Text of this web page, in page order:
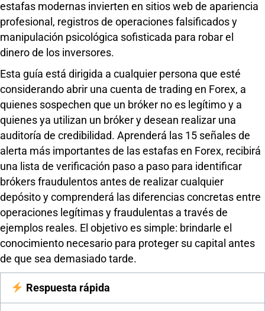
estafas modernas invierten en sitios web de apariencia
profesional, registros de operaciones falsificados y
manipulación psicológica sofisticada para robar el
dinero de los inversores.
Esta guía está dirigida a cualquier persona que esté
considerando abrir una cuenta de trading en Forex, a
quienes sospechen que un bróker no es legítimo y a
quienes ya utilizan un bróker y desean realizar una
auditoría de credibilidad. Aprenderá las 15 señales de
alerta más importantes de las estafas en Forex, recibirá
una lista de verificación paso a paso para identificar
brókers fraudulentos antes de realizar cualquier
depósito y comprenderá las diferencias concretas entre
operaciones legítimas y fraudulentas a través de
ejemplos reales. El objetivo es simple: brindarle el
conocimiento necesario para proteger su capital antes
de que sea demasiado tarde.
Respuesta rápida